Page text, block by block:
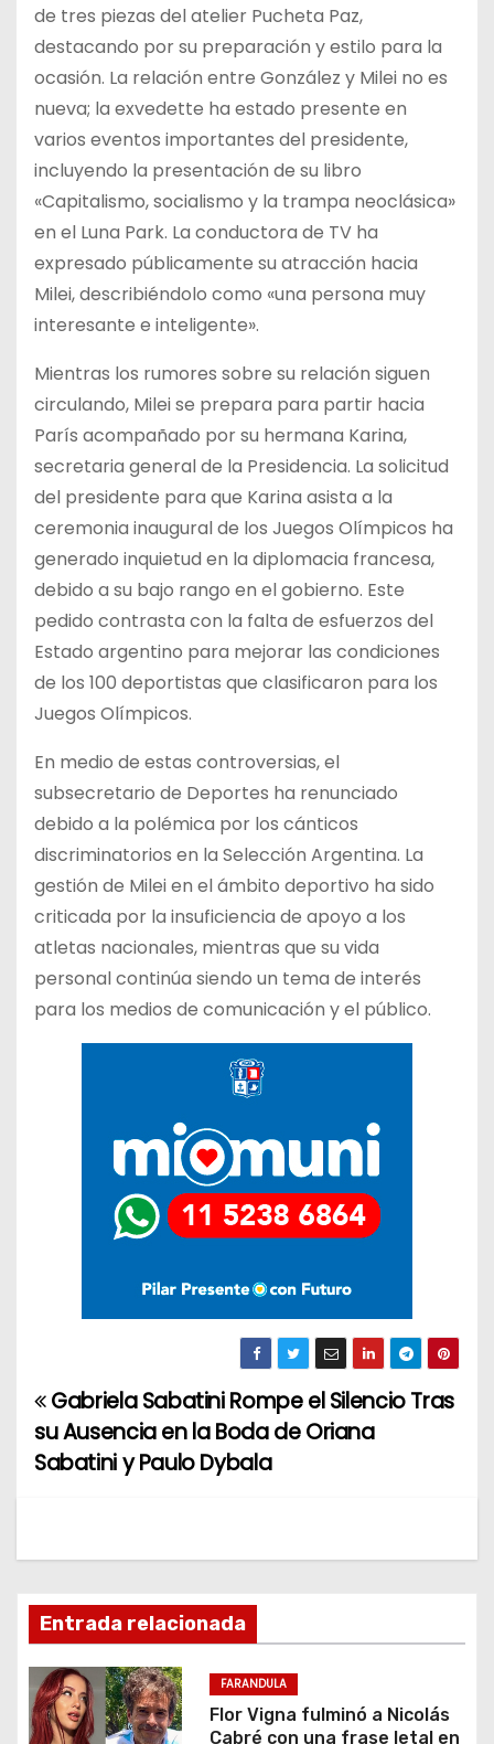
de tres piezas del atelier Pucheta Paz,
destacando por su preparación y estilo para la
ocasión. La relación entre González y Milei no es
nueva; la exvedette ha estado presente en
varios eventos importantes del presidente,
incluyendo la presentación de su libro
«Capitalismo, socialismo y la trampa neoclásica»
en el Luna Park. La conductora de TV ha
expresado públicamente su atracción hacia
Milei, describiéndolo como «una persona muy
interesante e inteligente».
Mientras los rumores sobre su relación siguen
circulando, Milei se prepara para partir hacia
París acompañado por su hermana Karina,
secretaria general de la Presidencia. La solicitud
del presidente para que Karina asista a la
ceremonia inaugural de los Juegos Olímpicos ha
generado inquietud en la diplomacia francesa,
debido a su bajo rango en el gobierno. Este
pedido contrasta con la falta de esfuerzos del
Estado argentino para mejorar las condiciones
de los 100 deportistas que clasificaron para los
Juegos Olímpicos.
En medio de estas controversias, el
subsecretario de Deportes ha renunciado
debido a la polémica por los cánticos
discriminatorios en la Selección Argentina. La
gestión de Milei en el ámbito deportivo ha sido
criticada por la insuficiencia de apoyo a los
atletas nacionales, mientras que su vida
personal continúa siendo un tema de interés
para los medios de comunicación y el público.
N
a
e
g
a
c
i
Gabriela Sabatini Rompe el Silencio Tras
su Ausencia en la Boda de Oriana
Sabatini y Paulo Dybala
Entrada relacionada
FARANDULA
Flor Vigna fulminó a Nicolás
Cabré con una frase letal en